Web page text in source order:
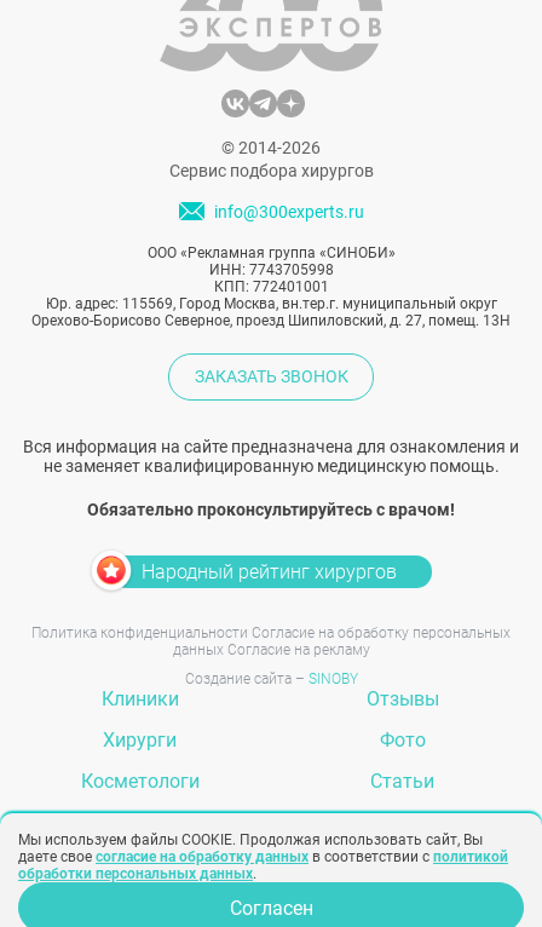
придется потратить время. Рассказываем
о том, как уже с первого приема отличить
настоящего профессионала от дилетанта и
шарлатана.
© 2014-2026
Сервис подбора хирургов
info@300experts.ru
ООО «Рекламная группа «СИНОБИ»
ИНН: 7743705998
КПП: 772401001
Юр. адрес: 115569, Город Москва, вн.тер.г. муниципальный округ
Орехово-Борисово Северное, проезд Шипиловский, д. 27, помещ. 13Н
ЗАКАЗАТЬ ЗВОНОК
Вся информация на сайте предназначена для ознакомления и
не заменяет квалифицированную медицинскую помощь.
Обязательно проконсультируйтесь с врачом!
Народный рейтинг хирургов
Политика конфиденциальности Согласие на обработку персональных
данных Согласие на рекламу
Создание сайта – SINOBY
Клиники
Хирурги
Косметологи
Отзывы
Фото
Статьи
Мы используем файлы COOKIE. Продолжая использовать сайт, Вы
даете свое согласие на обработку данных в соответствии с политикой
обработки персональных данных.
Согласен